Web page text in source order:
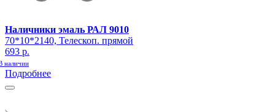
Наличники эмаль РАЛ 9010
70*10*2140, Телескоп. прямой
693 р.
наличии
Подробнее